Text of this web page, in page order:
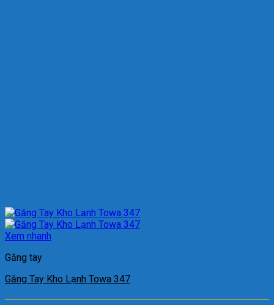
Xem nhanh
Găng tay
Găng Tay Kho Lạnh Towa 347